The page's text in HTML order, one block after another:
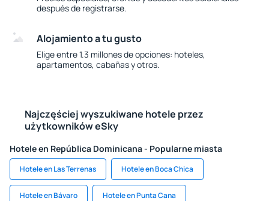
después de registrarse.
Alojamiento a tu gusto
Elige entre 1.3 millones de opciones: hoteles,
apartamentos, cabañas y otros.
Najczęściej wyszukiwane hotele przez
użytkowników eSky
Hotele en República Dominicana - Popularne miasta
Hotele en Las Terrenas Hotele en Boca Chica
Hotele en Bávaro Hotele en Punta Cana